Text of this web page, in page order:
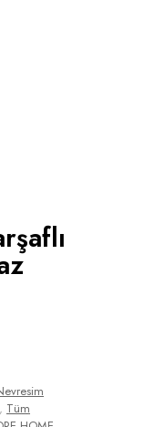
, Tüm